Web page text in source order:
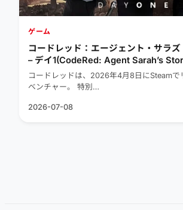
ゲーム
コードレッド：エージェント・サラ
– デイ1(CodeRed: Agent Sarah’s
コードレッドは、2026年4月8日にSteamで
ベンチャー。 特別…
2026-07-08